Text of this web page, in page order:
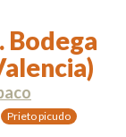
Bodega
Prieto picudo